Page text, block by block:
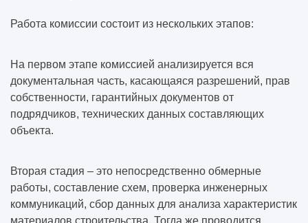
Работа комиссии состоит из нескольких этапов:
На первом этапе комиссией анализируется вся
документальная часть, касающаяся разрешений, прав
собственности, гарантийных документов от
подрядчиков, технических данных составляющих
объекта.
Вторая стадия – это непосредственно обмерные
работы, составление схем, проверка инженерных
коммуникаций, сбор данных для анализа характеристик